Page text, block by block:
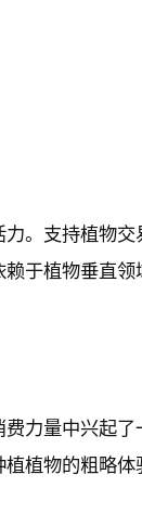
。支持植物交
于植物垂直领
力量中兴起了
植物的粗略